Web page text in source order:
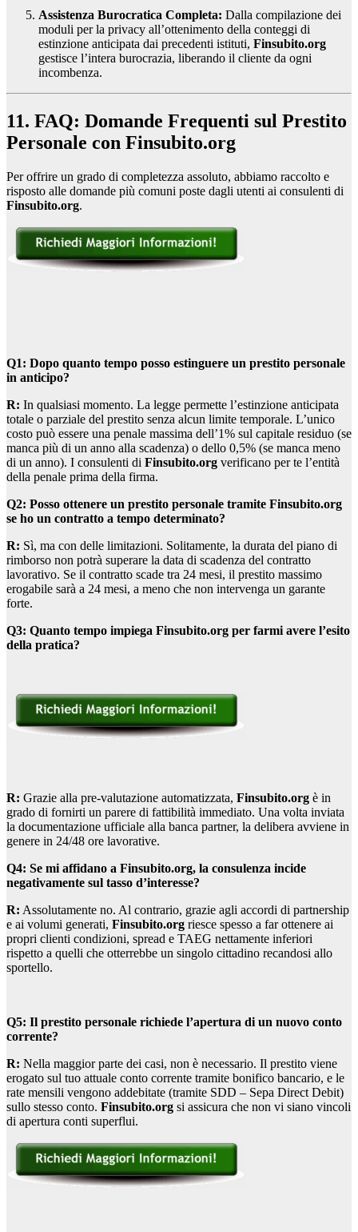
Assistenza Burocratica Completa: Dalla compilazione dei
moduli per la privacy all’ottenimento della conteggi di
estinzione anticipata dai precedenti istituti, Finsubito.org
gestisce l’intera burocrazia, liberando il cliente da ogni
incombenza.
11. FAQ: Domande Frequenti sul Prestito
Personale con Finsubito.org
Per offrire un grado di completezza assoluto, abbiamo raccolto e
risposto alle domande più comuni poste dagli utenti ai consulenti di
Finsubito.org.
Q1: Dopo quanto tempo posso estinguere un prestito personale
in anticipo?
R: In qualsiasi momento. La legge permette l’estinzione anticipata
totale o parziale del prestito senza alcun limite temporale. L’unico
costo può essere una penale massima dell’1% sul capitale residuo (se
manca più di un anno alla scadenza) o dello 0,5% (se manca meno
di un anno). I consulenti di Finsubito.org verificano per te l’entità
della penale prima della firma.
Q2: Posso ottenere un prestito personale tramite Finsubito.org
se ho un contratto a tempo determinato?
R: Sì, ma con delle limitazioni. Solitamente, la durata del piano di
rimborso non potrà superare la data di scadenza del contratto
lavorativo. Se il contratto scade tra 24 mesi, il prestito massimo
erogabile sarà a 24 mesi, a meno che non intervenga un garante
forte.
Q3: Quanto tempo impiega Finsubito.org per farmi avere l’esito
della pratica?
R: Grazie alla pre-valutazione automatizzata, Finsubito.org è in
grado di fornirti un parere di fattibilità immediato. Una volta inviata
la documentazione ufficiale alla banca partner, la delibera avviene in
genere in 24/48 ore lavorative.
Q4: Se mi affidano a Finsubito.org, la consulenza incide
negativamente sul tasso d’interesse?
R: Assolutamente no. Al contrario, grazie agli accordi di partnership
e ai volumi generati, Finsubito.org riesce spesso a far ottenere ai
propri clienti condizioni, spread e TAEG nettamente inferiori
rispetto a quelli che otterrebbe un singolo cittadino recandosi allo
sportello.
Q5: Il prestito personale richiede l’apertura di un nuovo conto
corrente?
R: Nella maggior parte dei casi, non è necessario. Il prestito viene
erogato sul tuo attuale conto corrente tramite bonifico bancario, e le
rate mensili vengono addebitate (tramite SDD – Sepa Direct Debit)
sullo stesso conto. Finsubito.org si assicura che non vi siano vincoli
di apertura conti superflui.